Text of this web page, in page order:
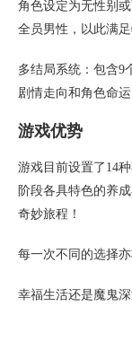
角色设定为无性别
全员男性，以此满
多结局系统：包含9
剧情走向和角色命运
游戏优势
游戏目前设置了14
阶段各具特色的养
奇妙旅程！
每一次不同的选择
幸福生活还是魔鬼